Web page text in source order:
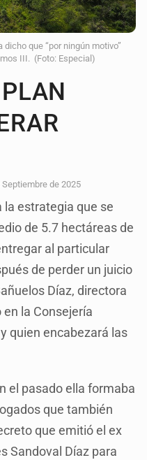
dicho que “por ningún motivo”
III. (Foto: Especial)
Septiembre de 2025
la estrategia que se
de 5.7 hectáreas de
al particular
de perder un juicio
Díaz, directora
la Consejería
quien encabezará las
el pasado ella formaba
que también
que emitió el ex
Sandoval Díaz para